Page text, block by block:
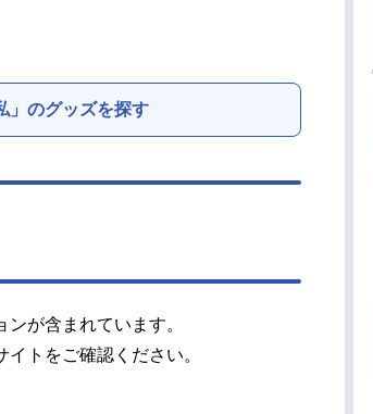
」のグッズを探す
が含まれています。
トをご確認ください。